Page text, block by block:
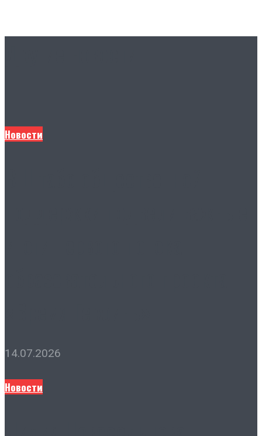
Новости
14.07.2026
Новости